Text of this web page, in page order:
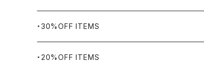
Bills KHAKIS
BLUCO
ピンズ・ブローチ
腕時計
ナバホラグ・ビンテージラグ
ブランケット
・30%OFF ITEMS
・20%OFF ITEMS